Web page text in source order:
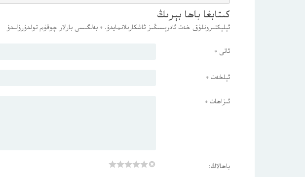
كىتابغا باھا بېرىڭ
ئېلېكتىرونلۇق خەت ئادرېسىڭىز ئاشكارىلانمايدۇ. * بەلگىسى بارلار چوقۇم تولدۇرۇلىدۇ
ئاتى *
ئېلخەت *
ئىزاھات *
باھالاڭ: